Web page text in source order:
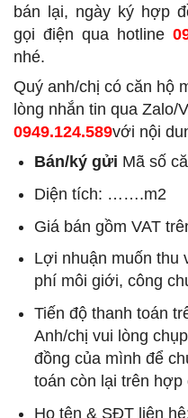
bán lại, ngày ký hợp
gọi điện qua hotline
nhé.
Quý anh/chị có căn hộ
lòng nhắn tin qua Zalo/
0949.124.589với nội
Bán/ký gửi Mã số
Diện tích: …….m2
Giá bán gồm VAT
Lợi nhuận muốn thu
phí môi giới, công
Tiến độ thanh
Anh/chị vui lòng
đồng của mình để
toán còn lại trên hợp
Họ tên & SĐT liên